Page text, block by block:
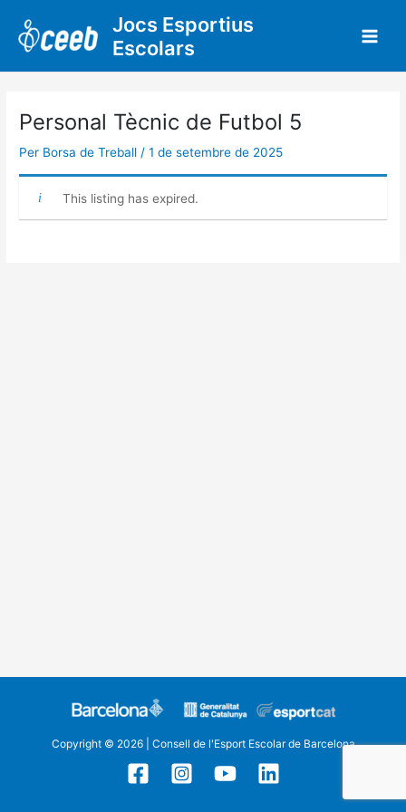
contingut
Jocs Esportius
Escolars
Personal Tècnic de Futbol 5
Per Borsa de Treball/1 de setembre de 2025
This listing has expired.
Copyright © 2026 | Consell de l'Esport Escolar de Barcelona